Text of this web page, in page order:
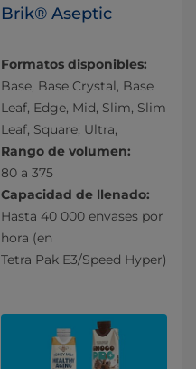
Brik® Aseptic
Formatos disponibles:
Base, Base Crystal, Base
Leaf, Edge, Mid, Slim, Slim
Leaf, Square, Ultra,
Rango de volumen:
80 a 375
Capacidad de llenado:
Hasta 40 000 envases por
hora (en
Tetra Pak E3/Speed Hyper)